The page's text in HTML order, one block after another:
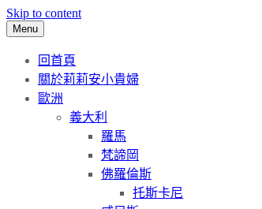
Skip to content
Menu
回首頁
關於莉莉安小貴婦
歐洲
義大利
羅馬
梵諦岡
佛羅倫斯
托斯卡尼